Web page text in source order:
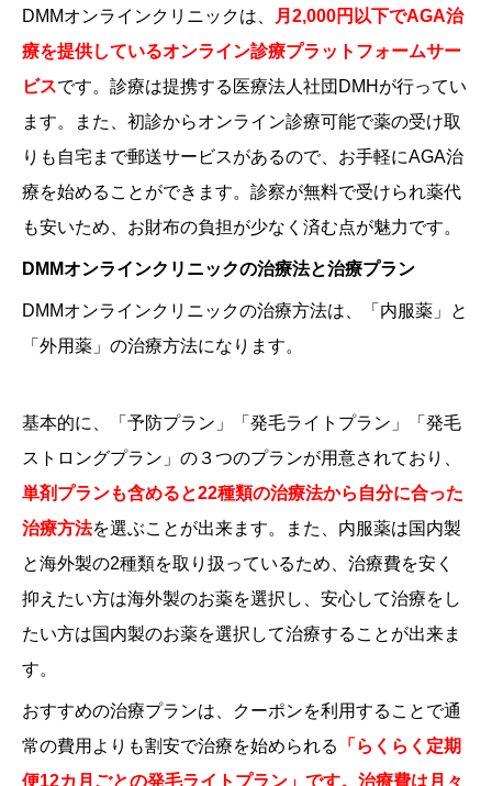
DMMオンラインクリニックは、
月2,000円以下でAGA治
療を提供しているオンライン診療プラットフォームサー
ビスです。診療は提携する医療法人社団DMHが行ってい
ます。また、初診からオンライン診療可能で薬の受け取
りも自宅まで郵送サービスがあるので、お手軽にAGA治
療を始めることができます。診察が無料で受けられ薬代
も安いため、お財布の負担が少なく済む点が魅力です。
DMMオンラインクリニックの治療法と治療プラン
DMMオンラインクリニックの治療方法は、「内服薬」と
「外用薬」の治療方法になります。
基本的に、「予防プラン」「発毛ライトプラン」「発毛
ストロングプラン」の３つのプランが用意されており、
単剤プランも含めると22種類の治療法から自分に合った
治療方法を選ぶことが出来ます。また、内服薬は国内製
と海外製の2種類を取り扱っているため、治療費を安く
抑えたい方は海外製のお薬を選択し、安心して治療をし
たい方は国内製のお薬を選択して治療することが出来ま
す。
おすすめの治療プランは、クーポンを利用することで通
常の費用よりも割安で治療を始められる
「らくらく定期
便12カ月ごとの発毛ライトプラン」です。治療費は月々